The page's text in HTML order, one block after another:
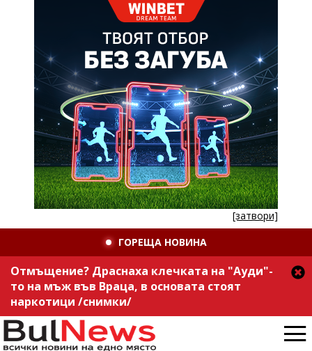
[затвори]
ГОРЕЩА НОВИНА
Отмъщение? Драснаха клечката на "Ауди"-
то на мъж във Враца, в основата стоят
наркотици /снимки/